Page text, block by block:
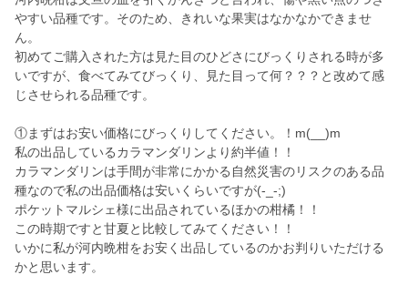
やすい品種です。そのため、きれいな果実はなかなかできませ
ん。
初めてご購入された方は見た目のひどさにびっくりされる時が多
いですが、食べてみてびっくり、見た目って何？？？と改めて感
じさせられる品種です。
①まずはお安い価格にびっくりしてください。！m(__)m
私の出品しているカラマンダリンより約半値！！
カラマンダリンは手間が非常にかかる自然災害のリスクのある品
種なので私の出品価格は安いくらいですが(-_-;)
ポケットマルシェ様に出品されているほかの柑橘！！
この時期ですと甘夏と比較してみてください！！
いかに私が河内晩柑をお安く出品しているのかお判りいただける
かと思います。